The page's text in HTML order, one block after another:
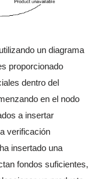
un diagrama
proporcionado
dentro del
en el nodo
a insertar
verificación
insertado una
fondos suficientes,